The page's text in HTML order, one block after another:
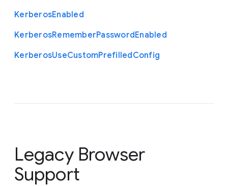
KerberosEnabled
KerberosRememberPasswordEnabled
KerberosUseCustomPrefilledConfig
Legacy Browser
Support